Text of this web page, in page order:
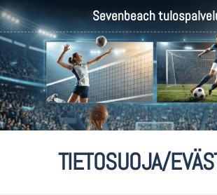
Sevenbeach
TIETOSUOJA/